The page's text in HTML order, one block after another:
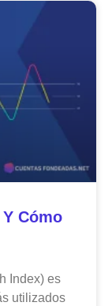
Cómo
Index) es
utilizados